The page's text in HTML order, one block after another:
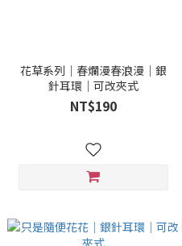
花草系列｜春爛漫春浪漫｜銀
針耳環｜可改夾式
NT$190